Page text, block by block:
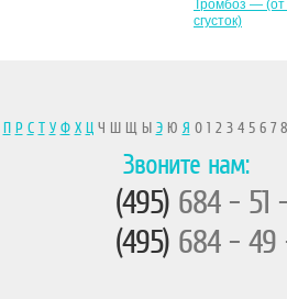
Тромбоз — (от
сгусток)
П Р С Т У Ф Х ЦЧ Ш Щ Ы ЭЮ Я 0 1 2 3 4 5 6 7
Звоните нам:
(495) 684 - 51 -
(495) 684 - 49